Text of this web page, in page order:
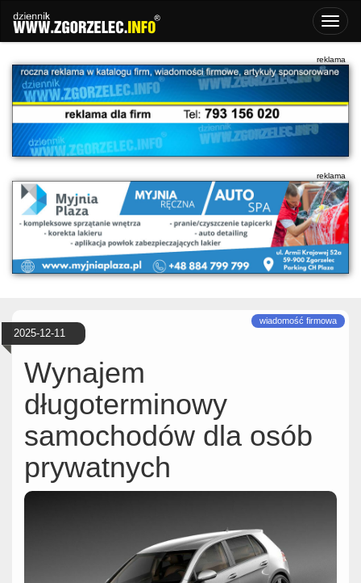
2025-12-11
Wynajem
długoterminowy
samochodów dla osób
prywatnych